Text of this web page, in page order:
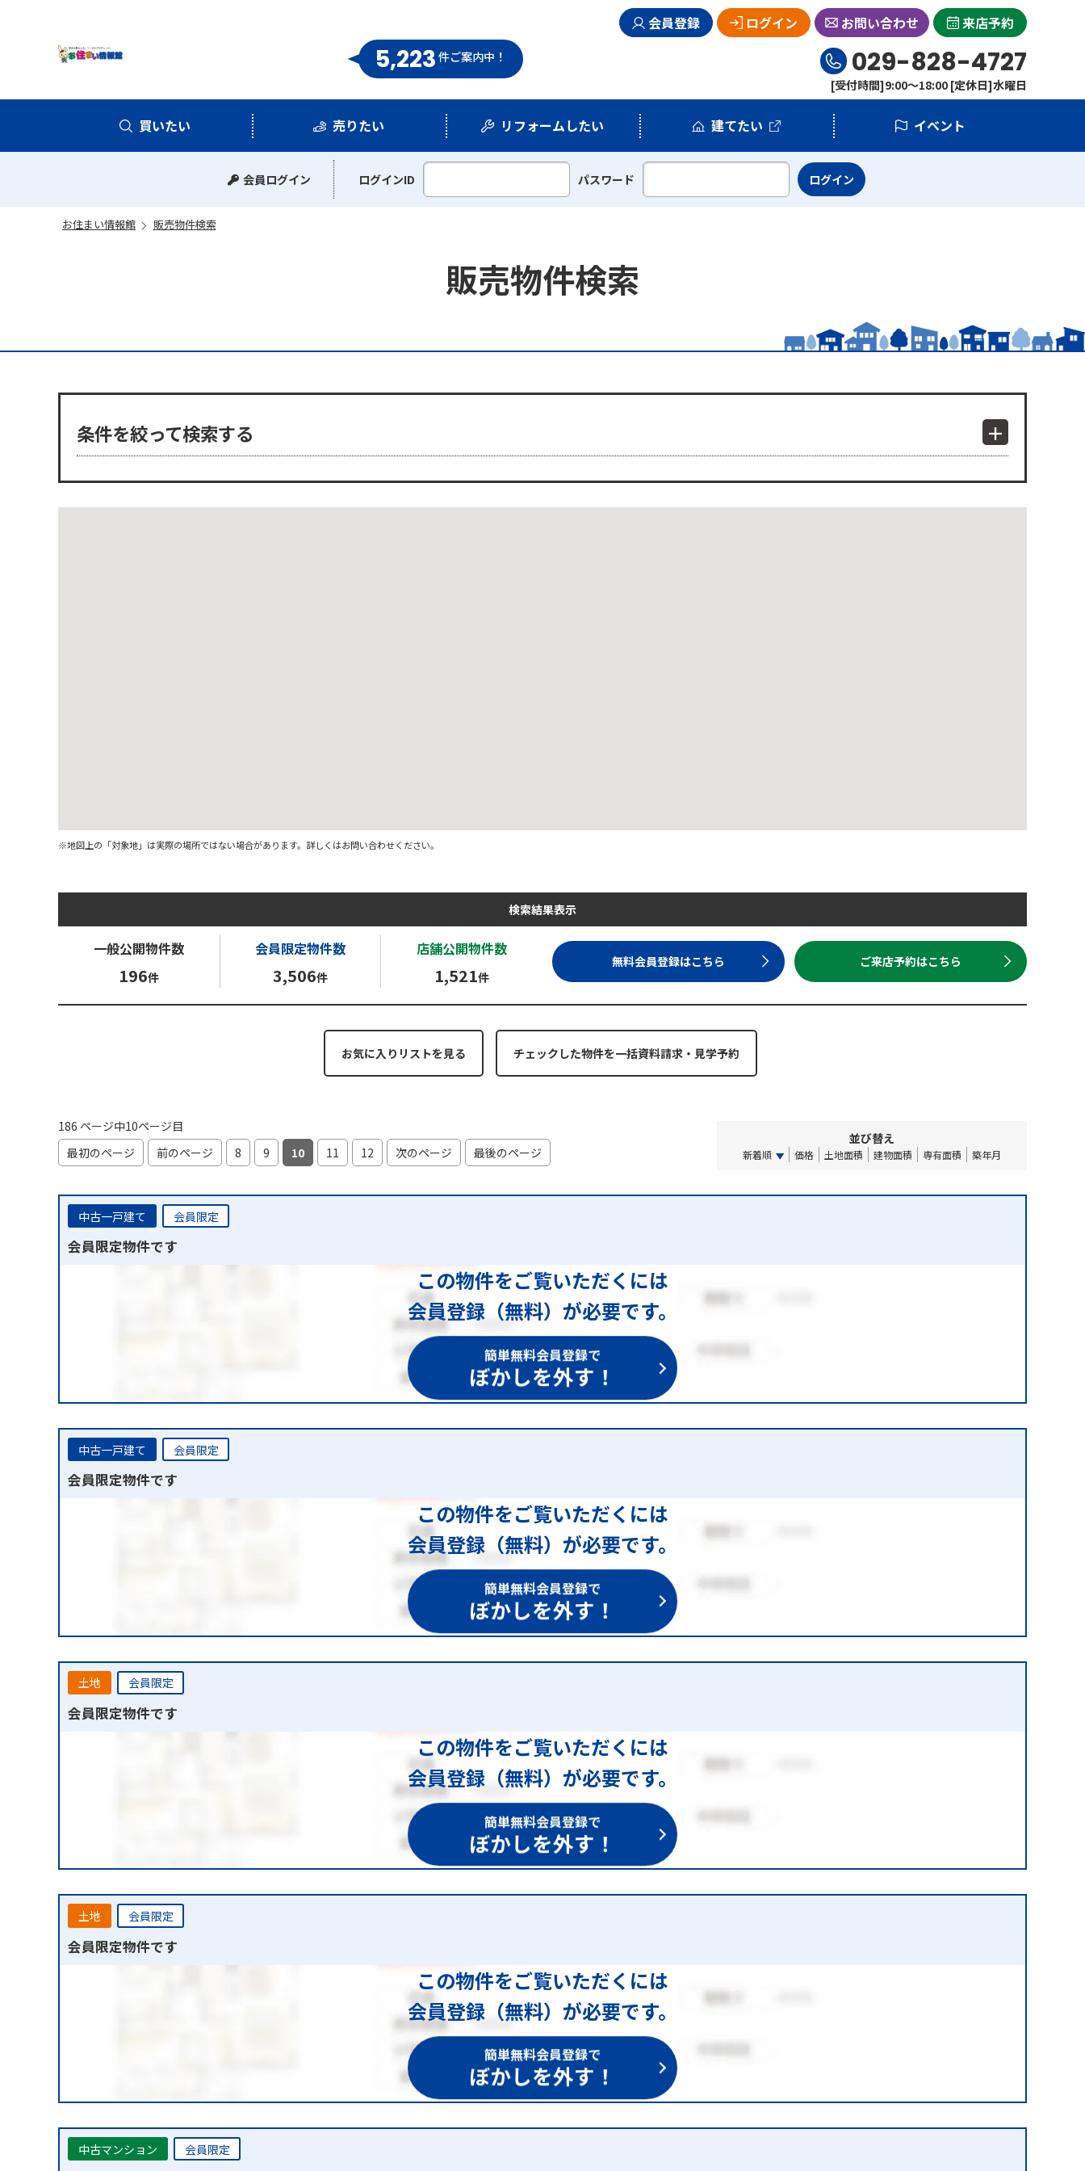
お住まい情報館
5,223件ご案内中！
会員登録 ログイン お問い合わせ 来店予約
029-828-4727
[受付時間]9:00～18:00 [定休日]水曜日
買いたい
中古一戸建て
中古マンション
新築一戸建て
土地
売りたい リフォームしたい
シミュレーション
リフォームプラン
建てたい イベント
会員ログイン ログインID パスワード
お住まい情報館 販売物件検索
販売物件検索
条件を絞って検索する
※地図上の「対象地」は実際の場所ではない場合があります。詳しくはお問い合わせください。
検索結果表示
一般公開物件数
196件
会員限定物件数
3,506件
店舗公開物件数
1,521件
無料会員登録はこちら ご来店予約はこちら
お気に入りリストを見る
186 ページ中10ページ目
最初のページ
前のページ 8 9 10 11 12 次のページ 最後のページ
並び替え
新着順 価格 土地面積 建物面積 専有面積 築年月
中古一戸建て 会員限定
会員限定物件です
この物件をご覧いただくには
会員登録（無料）が必要です。
簡単無料会員登録で
ぼかしを外す！
中古一戸建て 会員限定
会員限定物件です
この物件をご覧いただくには
会員登録（無料）が必要です。
簡単無料会員登録で
ぼかしを外す！
土地 会員限定
会員限定物件です
この物件をご覧いただくには
会員登録（無料）が必要です。
簡単無料会員登録で
ぼかしを外す！
土地 会員限定
会員限定物件です
この物件をご覧いただくには
会員登録（無料）が必要です。
簡単無料会員登録で
ぼかしを外す！
中古マンション 会員限定